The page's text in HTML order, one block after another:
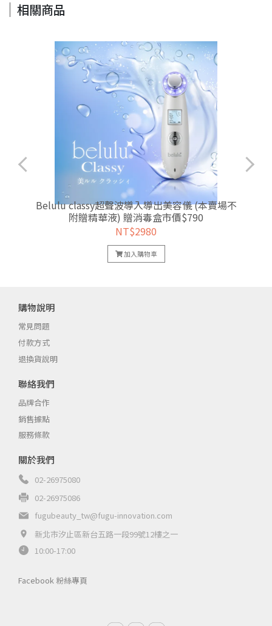
相關商品
Belulu classy超聲波導入導出美容儀 (本賣場不
附贈精華液) 贈消毒盒市價$790
NT$2980
加入購物車
關於我們
02-26975080
02-26975086
fugubeauty_tw@fugu-innovation.com
新北市汐止區新台五路一段99號12樓之一
10:00-17:00
購物說明
常見問題
付款方式
退換貨說明
聯絡我們
品牌合作
銷售據點
服務條款
Facebook 粉絲專頁